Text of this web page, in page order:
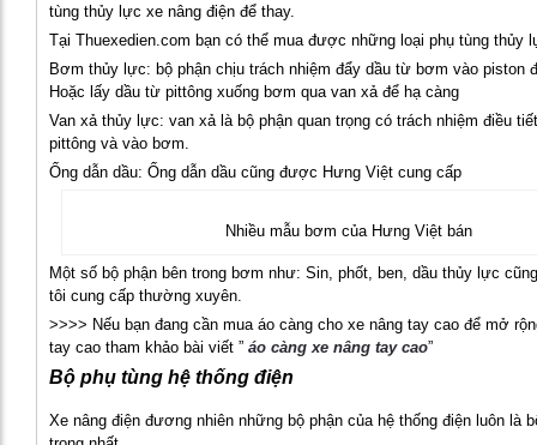
tùng thủy lực xe nâng điện để thay.
Tại Thuexedien.com bạn có thể mua được những loại phụ tùng thủy
Bơm thủy lực: bộ phận chịu trách nhiệm đẩy dầu từ bơm vào piston
Hoặc lấy dầu từ pittông xuống bơm qua van xả để hạ càng
Van xả thủy lực: van xả là bộ phận quan trọng có trách nhiệm điều
pittông và vào bơm.
Ống dẫn dầu: Ống dẫn dầu cũng được Hưng Việt cung cấp
Nhiều mẫu bơm của Hưng Việt bán
Một số bộ phận bên trong bơm như: Sin, phốt, ben, dầu thủy lực
tôi cung cấp thường xuyên.
>>>> Nếu bạn đang cần mua áo càng cho xe nâng tay cao để mở
tay cao tham khảo bài viết ” áo càng xe nâng tay cao”
Bộ phụ tùng hệ thống điện
Xe nâng điện đương nhiên những bộ phận của hệ thống điện luôn là